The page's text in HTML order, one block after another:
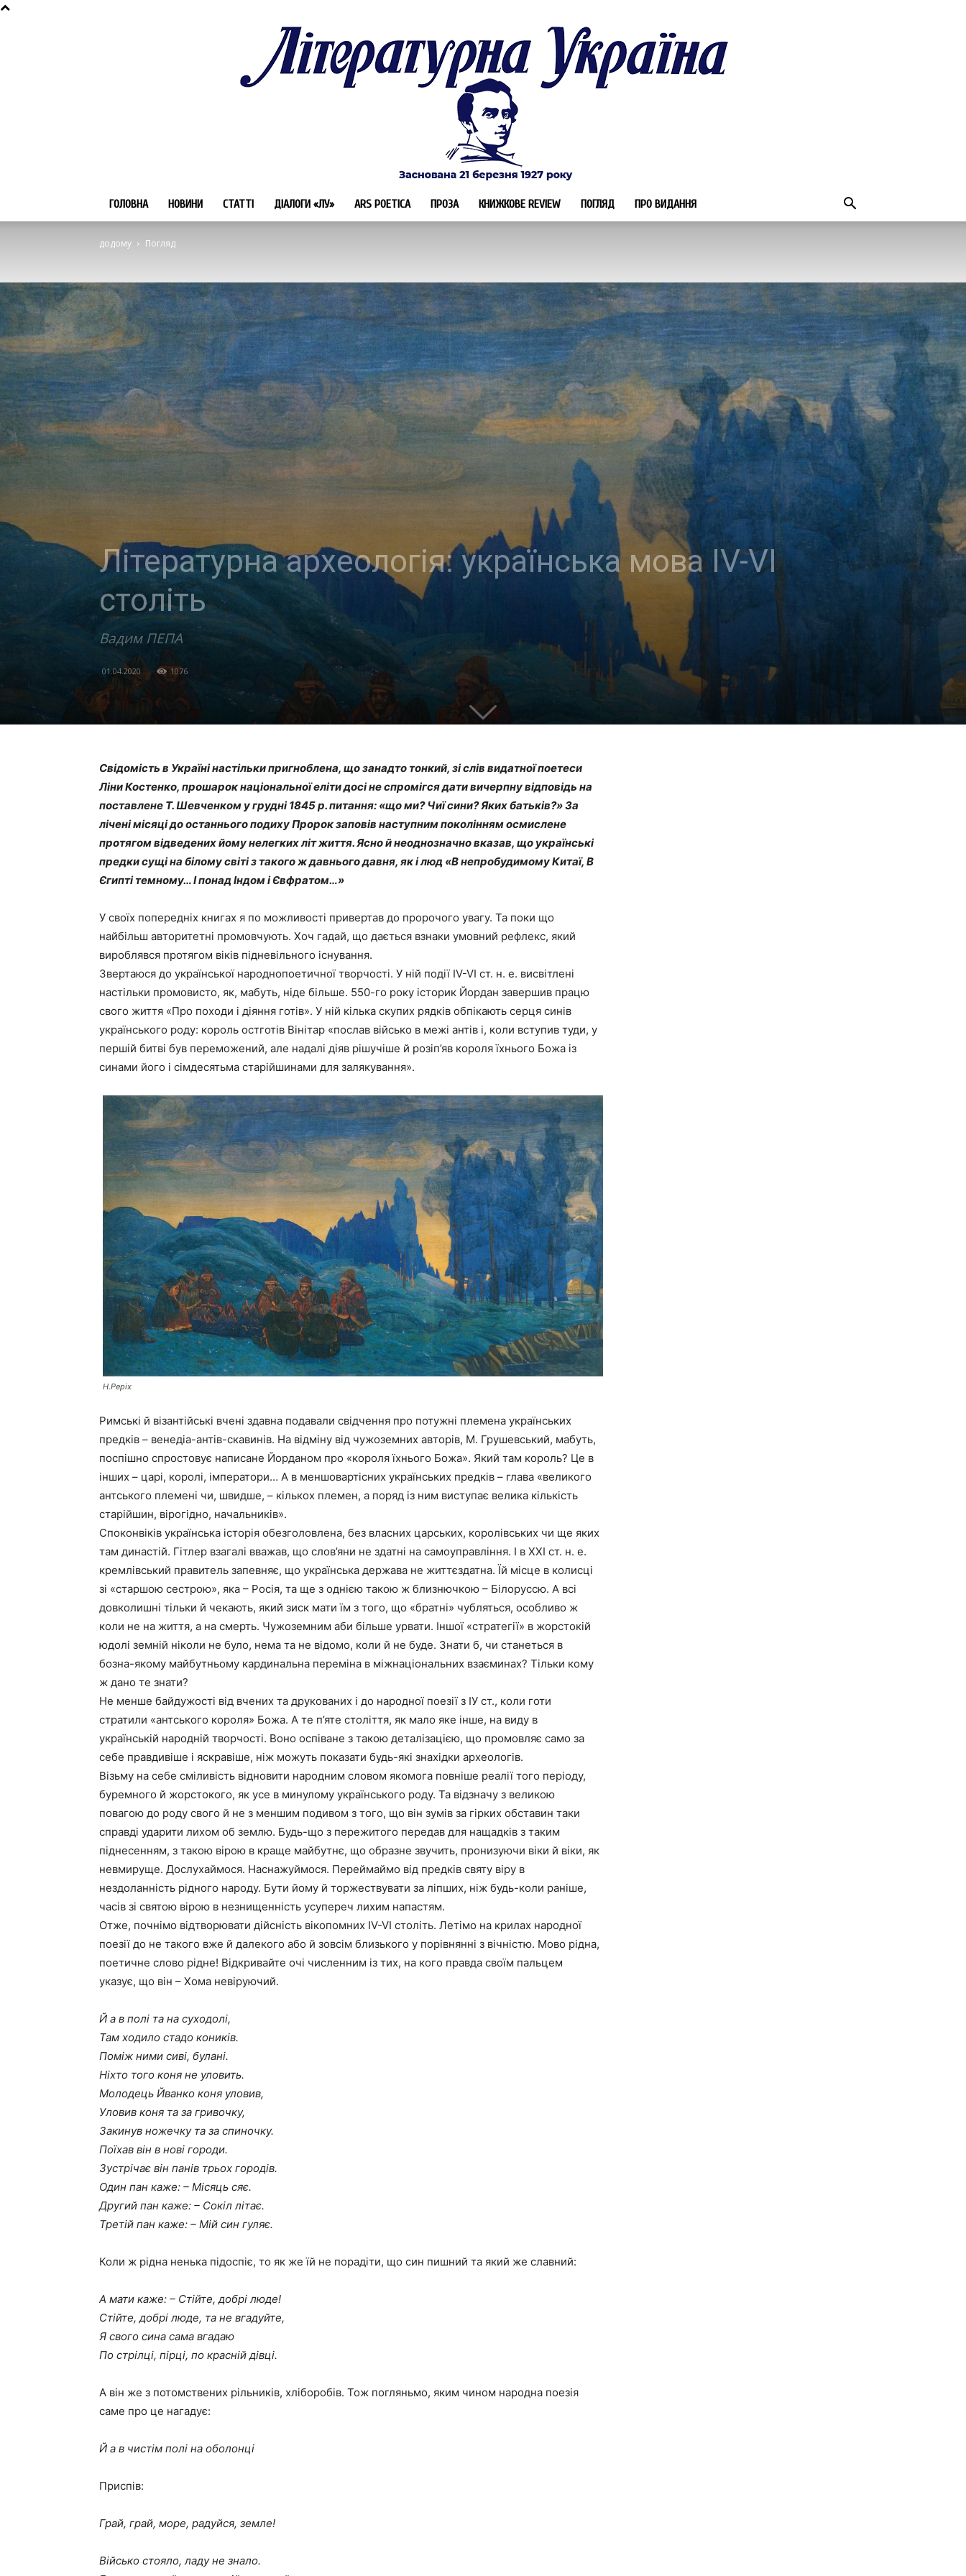
Україна
–
Літукраїна
ГОЛОВНА НОВИНИ СТАТТІ ДІАЛОГИ «ЛУ» ARS POETICA ПРОЗА КНИЖКОВЕ REVIEW ПОГЛЯД ПРО ВИДАННЯ
додому Погляд
Літературна археологія: українська мова ІV-VІ
століть
Вадим ПЕПА
01.04.2020 1076
Свідомість в Україні настільки пригноблена, що занадто тонкий, зі слів видатної поетеси
Ліни Костенко, прошарок національної еліти досі не спромігся дати вичерпну відповідь на
поставлене Т. Шевченком у грудні 1845 р. питання: «що ми? Чиї сини? Яких батьків?» За
лічені місяці до останнього подиху Пророк заповів наступним поколінням осмислене
протягом відведених йому нелегких літ життя. Ясно й неоднозначно вказав, що українські
предки сущі на білому світі з такого ж давнього давня, як і люд «В непробудимому Китаї, В
Єгипті темному… І понад Індом і Євфратом…»
У своїх попередніх книгах я по можливості привертав до пророчого увагу. Та поки що
найбільш авторитетні промовчують. Хоч гадай, що дається взнаки умовний рефлекс, який
вироблявся протягом віків підневільного існування.
Звертаюся до української народнопоетичної творчості. У ній події ІV-VІ ст. н. е. висвітлені
настільки промовисто, як, мабуть, ніде більше. 550-го року історик Йордан завершив працю
свого життя «Про походи і діяння готів». У ній кілька скупих рядків обпікають серця синів
українського роду: король остготів Вінітар «послав військо в межі антів і, коли вступив туди, у
першій битві був переможений, але надалі діяв рішучіше й розіп’яв короля їхнього Божа із
синами його і сімдесятьма старійшинами для залякування».
Н.Реріх
Римські й візантійські вчені здавна подавали свідчення про потужні племена українських
предків – венедіа-антів-скавинів. На відміну від чужоземних авторів, М. Грушевський, мабуть,
поспішно спростовує написане Йорданом про «короля їхнього Божа». Який там король? Це в
інших – царі, королі, імператори… А в меншовартісних українських предків – глава «великого
антського племені чи, швидше, – кількох племен, а поряд із ним виступає велика кількість
старійшин, вірогідно, начальників».
Споконвіків українська історія обезголовлена, без власних царських, королівських чи ще яких
там династій. Гітлер взагалі вважав, що слов’яни не здатні на самоуправління. І в ХХІ ст. н. е.
кремлівський правитель запевняє, що українська держава не життєздатна. Їй місце в колисці
зі «старшою сестрою», яка – Росія, та ще з однією такою ж близнючкою – Білоруссю. А всі
довколишні тільки й чекають, який зиск мати їм з того, що «братні» чубляться, особливо ж
коли не на життя, а на смерть. Чужоземним аби більше урвати. Іншої «стратегії» в жорстокій
юдолі земній ніколи не було, нема та не відомо, коли й не буде. Знати б, чи станеться в
бозна-якому майбутньому кардинальна переміна в міжнаціональних взаєминах? Тільки кому
ж дано те знати?
Не менше байдужості від вчених та друкованих і до народної поезії з ІУ ст., коли готи
стратили «антського короля» Божа. А те п’яте століття, як мало яке інше, на виду в
українській народній творчості. Воно оспіване з такою деталізацією, що промовляє само за
себе правдивіше і яскравіше, ніж можуть показати будь-які знахідки археологів.
Візьму на себе сміливість відновити народним словом якомога повніше реалії того періоду,
буремного й жорстокого, як усе в минулому українського роду. Та відзначу з великою
повагою до роду свого й не з меншим подивом з того, що він зумів за гірких обставин таки
справді ударити лихом об землю. Будь-що з пережитого передав для нащадків з таким
піднесенням, з такою вірою в краще майбутнє, що образне звучить, пронизуючи віки й віки, як
невмируще. Дослухаймося. Наснажуймося. Переймаймо від предків святу віру в
нездоланність рідного народу. Бути йому й торжествувати за ліпших, ніж будь-коли раніше,
часів зі святою вірою в незнищенність усупереч лихим напастям.
Отже, почнімо відтворювати дійсність вікопомних ІV-VІ століть. Летімо на крилах народної
поезії до не такого вже й далекого або й зовсім близького у порівнянні з вічністю. Мово рідна,
поетичне слово рідне! Відкривайте очі численним із тих, на кого правда своїм пальцем
указує, що він – Хома невіруючий.
Й а в полі та на суходолі,
Там ходило стадо коників.
Поміж ними сиві, булані.
Ніхто того коня не уловить.
Молодець Йванко коня уловив,
Уловив коня та за гривочку,
Закинув ножечку та за спиночку.
Поїхав він в нові городи.
Зустрічає він панів трьох городів.
Один пан каже: – Місяць сяє.
Другий пан каже: – Сокіл літає.
Третій пан каже: – Мій син гуляє.
Коли ж рідна ненька підоспіє, то як же їй не порадіти, що син пишний та який же славний:
А мати каже: – Стійте, добрі люде!
Стійте, добрі люде, та не вгадуйте,
Я свого сина сама вгадаю
По стрілці, пірці, по красній дівці.
А він же з потомствених рільників, хліборобів. Тож погляньмо, яким чином народна поезія
саме про це нагадує:
Й а в чистім полі на оболонці
Приспів:
Грай, грай, море, радуйся, земле!
Військо стояло, ладу не знало.